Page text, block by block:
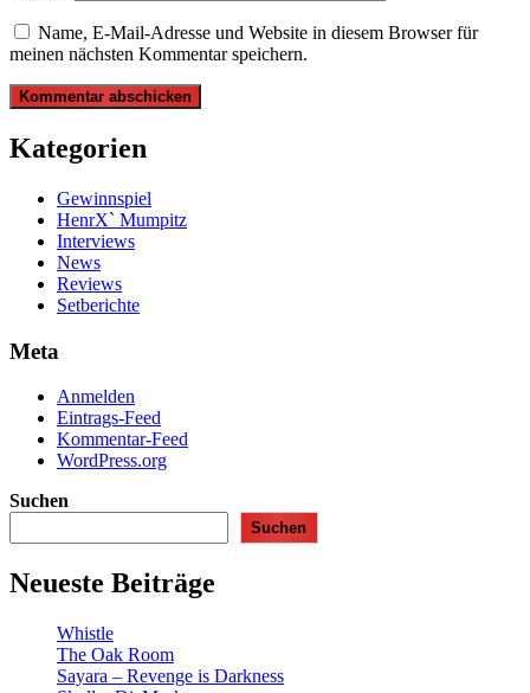
Name, E-Mail-Adresse und Website in diesem Browser für
meinen nächsten Kommentar speichern.
Kategorien
Gewinnspiel
HenrX` Mumpitz
Interviews
News
Reviews
Setberichte
Meta
Anmelden
Eintrags-Feed
Kommentar-Feed
WordPress.org
Suchen
Suchen
Neueste Beiträge
Whistle
The Oak Room
Sayara – Revenge is Darkness